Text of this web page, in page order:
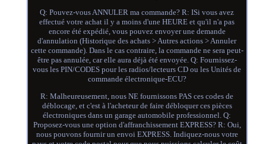
Q: Pouvez-vous ANNULER ma commande? R: ISi vous avez
effectué votre achat il y a moins d'une HEURE et qu'il n'a pas
encore été expédié, vous pouvez envoyer une demande
d'annulation (Historique des achats > Autres actions > Annuler
cette commande). Dans le cas contraire, la commande ne sera peut-
être pas annulée, car elle aura déjà été envoyée. Q: Fournissez-
vous les PIN/CODES pour les radios/lecteurs CD ou les Unités de
commande électronique-ECU?
R: Malheureusement, nous NE fournissons PAS ces codes de
déblocage, et c'est à l'acheteur de faire débloquer ces pièces
électroniques dans un garage automobile professionnel. Q:
Proposez-vous une option d'affranchissement EXPRESS? R: Oui,
nous pouvons fournir un envoi EXPRESS. Indiquez-nous votre